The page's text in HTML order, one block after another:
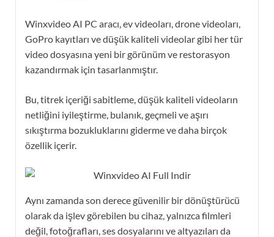
Winxvideo AI PC aracı, ev videoları, drone videoları,
GoPro kayıtları ve düşük kaliteli videolar gibi her tür
video dosyasına yeni bir görünüm ve restorasyon
kazandırmak için tasarlanmıştır.
Bu, titrek içeriği sabitleme, düşük kaliteli videoların
netliğini iyileştirme, bulanık, geçmeli ve aşırı
sıkıştırma bozukluklarını giderme ve daha birçok
özellik içerir.
Aynı zamanda son derece güvenilir bir dönüştürücü
olarak da işlev görebilen bu cihaz, yalnızca filmleri
değil, fotoğrafları, ses dosyalarını ve altyazıları da